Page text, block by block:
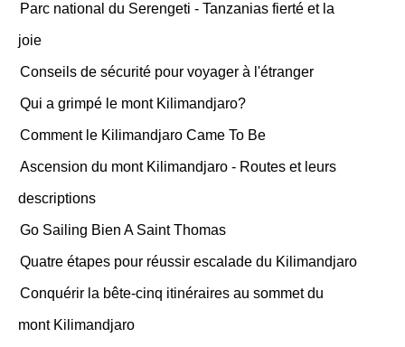
Parc national du Serengeti - Tanzanias fierté et la
joie
Conseils de sécurité pour voyager à l'étranger
Qui a grimpé le mont Kilimandjaro?
Comment le Kilimandjaro Came To Be
Ascension du mont Kilimandjaro - Routes et leurs
descriptions
Go Sailing Bien A Saint Thomas
Quatre étapes pour réussir escalade du Kilimandjaro
Conquérir la bête-cinq itinéraires au sommet du
mont Kilimandjaro